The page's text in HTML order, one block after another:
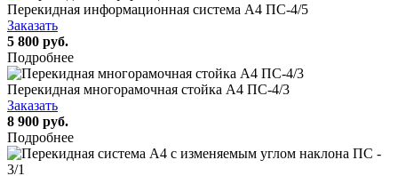
Перекидная информационная система А4 ПС-4/5
Заказать
5 800 руб.
Подробнее
Перекидная многорамочная стойка А4 ПС-4/3
Заказать
8 900 руб.
Подробнее